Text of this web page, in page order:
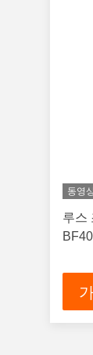
동영
루스